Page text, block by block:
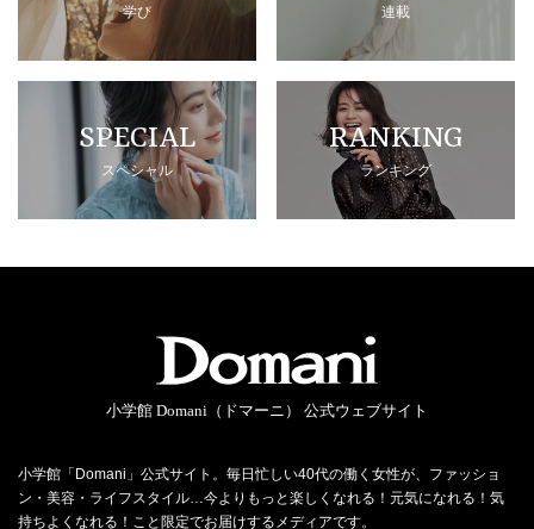
学び 連載
SPECIAL
スペシャル
RANKING
ランキング
小学館 Domani（ドマーニ） 公式ウェブサイト
小学館「Domani」公式サイト。毎日忙しい40代の働く女性が、ファッショ
ン・美容・ライフスタイル…今よりもっと楽しくなれる！元気になれる！気
持ちよくなれる！こと限定でお届けするメディアです。